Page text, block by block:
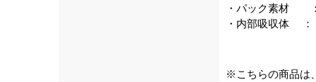
・パック素材
・内部吸収体 ：
※こちらの商品は